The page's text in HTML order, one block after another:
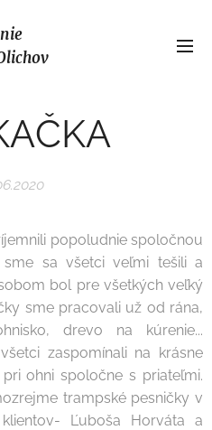
popoludnie spoločnou
sme sa všetci veľmi tešili a
bol pre všetkých veľký
sme pracovali už od rána,
drevo na kúrenie...
zaspomínali na krásne
ohni spoločne s priateľmi.
trampské pesničky v
Ľuboša Horváta a